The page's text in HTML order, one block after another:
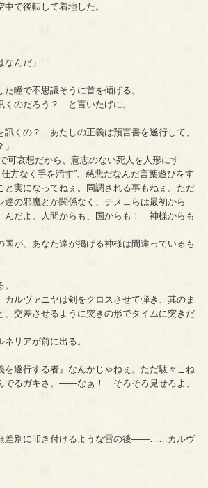
で後転して着地した。
なんだ」
瞳で不思議そうに首を傾げる。
のだろう？ と言いたげに。
訊くの？ あたしの正義は預言書を遂行して、
可哀想だから、意志のない死人を人形にす
方なく手を汚す”、慈悲だなんだ言葉遊びをす
と実になってねぇ。同調される事もねぇ。ただ
の邪魔とか関係なく、テメェらは最初から
んだよ。人間からも、国からも！ 神様からも
国が、あなた達が掲げる神様は間違っているも
ルヴァニヤは剣をクロスさせて弾き、其のま
、交差させるように突きの形でタイムに突きだ
リアが前に出る。
を遂行する者』なんかじゃねぇ。ただ駄々こね
でるガキさ。――なぁ！ そろそろ見せろよ、
差別に叩き付けるような雷の後――……カルヴ